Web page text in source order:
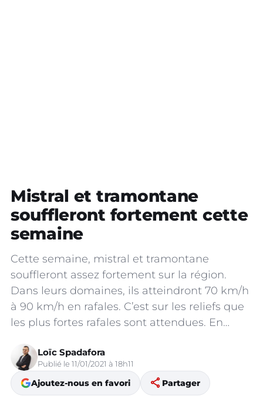
Mistral et tramontane
souffleront fortement cette
semaine
Cette semaine, mistral et tramontane
souffleront assez fortement sur la région.
Dans leurs domaines, ils atteindront 70 km/h
à 90 km/h en rafales. C’est sur les reliefs que
les plus fortes rafales sont attendues. En…
Loïc Spadafora
Publié le 11/01/2021 à 18h11
Ajoutez-nous en favori share Partager